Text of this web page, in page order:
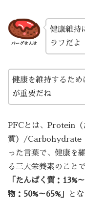
バーグせんせ
健康維持
ラフだよ
健康を維持するため
が重要だね
PFCとは、Protein
質）/Carbohydrate
った言葉で、健康を
る三大栄養素のこと
「たんぱく質：13%
物：50%～65%」
と